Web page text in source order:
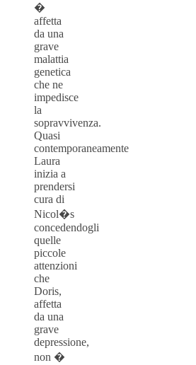
�
affetta
da una
grave
malattia
genetica
che ne
impedisce
la
sopravvivenza.
Quasi
contemporaneamente
Laura
inizia a
prendersi
cura di
Nicol�s
concedendogli
quelle
piccole
attenzioni
che
Doris,
affetta
da una
grave
depressione,
non �